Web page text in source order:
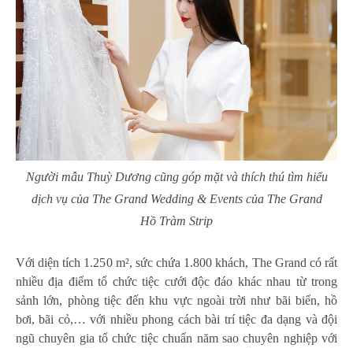
Người mẫu Thuỳ Dương cũng góp mặt và thích thú tìm hiểu
dịch vụ của The Grand Wedding & Events của The Grand
Hồ Tràm Strip
Với diện tích 1.250 m², sức chứa 1.800 khách, The Grand có rất
nhiều địa điểm tổ chức tiệc cưới độc đáo khác nhau từ trong
sảnh lớn, phòng tiệc đến khu vực ngoài trời như bãi biển, hồ
bơi, bãi cỏ,… với nhiều phong cách bài trí tiệc đa dạng và đội
ngũ chuyên gia tổ chức tiệc chuẩn năm sao chuyên nghiệp với